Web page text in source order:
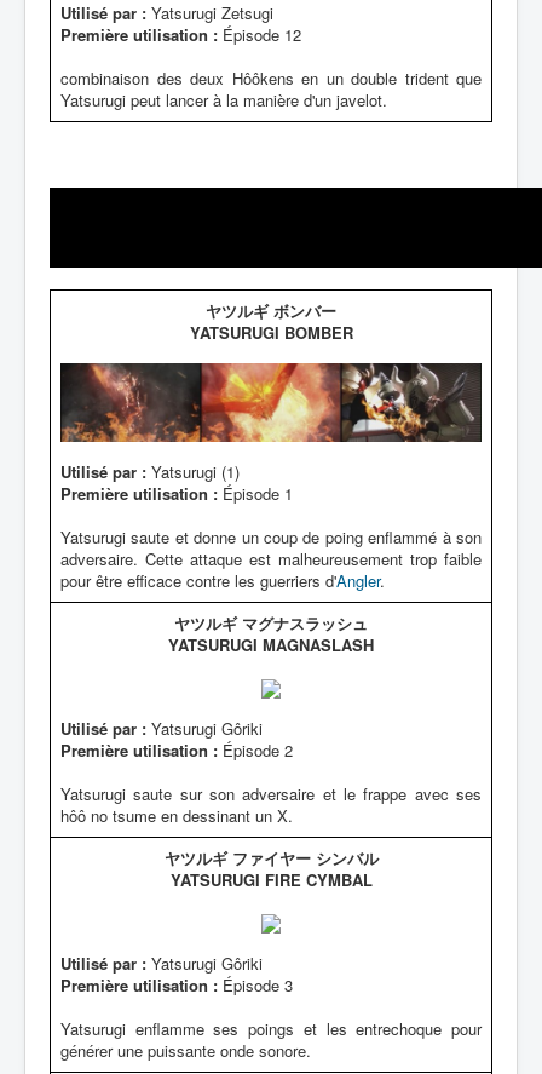
Utilisé par : Yatsurugi Zetsugi
Première utilisation : Épisode 12
combinaison des deux Hôôkens en un double trident que
Yatsurugi peut lancer à la manière d'un javelot.
ヤツルギ ボンバー
YATSURUGI BOMBER
Utilisé par : Yatsurugi (1)
Première utilisation : Épisode 1
Yatsurugi saute et donne un coup de poing enflammé à son
adversaire. Cette attaque est malheureusement trop faible
pour être efficace contre les guerriers d'Angler.
ヤツルギ マグナスラッシュ
YATSURUGI MAGNASLASH
Utilisé par : Yatsurugi Gôriki
Première utilisation : Épisode 2
Yatsurugi saute sur son adversaire et le frappe avec ses
hôô no tsume en dessinant un X.
ヤツルギ ファイヤー シンバル
YATSURUGI FIRE CYMBAL
Utilisé par : Yatsurugi Gôriki
Première utilisation : Épisode 3
Yatsurugi enflamme ses poings et les entrechoque pour
générer une puissante onde sonore.